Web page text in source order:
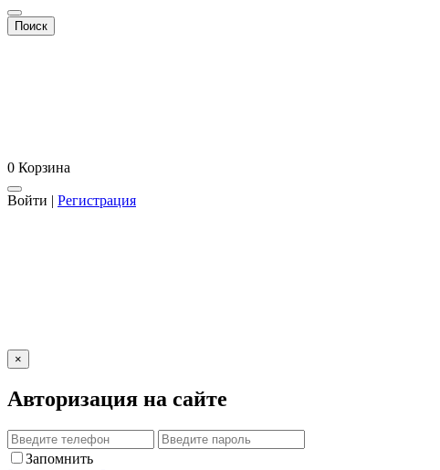
0 Корзина
Войти | Регистрация
×
Авторизация на сайте
Запомнить